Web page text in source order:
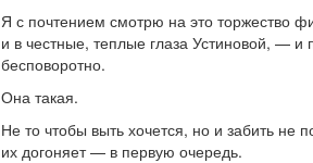
Я с почтением смотрю на это торжество
и в честные, теплые глаза Устиновой, —
бесповоротно.
Она такая.
Не то чтобы выть хочется, но и забить не
их догоняет — в первую очередь.